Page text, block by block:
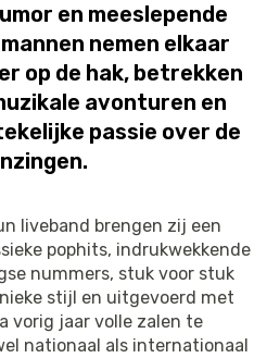
en meeslepende
nemen elkaar
op de hak, betrekken
avonturen en
passie over de
liveband brengen zij een
pophits, indrukwekkende
nummers, stuk voor stuk
stijl en uitgevoerd met
vorig jaar volle zalen te
nationaal als internationaal